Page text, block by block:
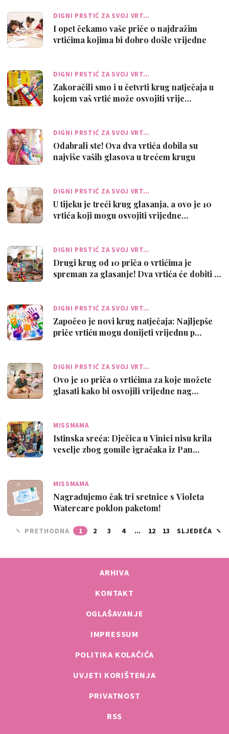
DIGNI PRSTIĆ ZA SVOJ VRT…
I opet čekamo vaše priče o najdražim
vrtićima kojima bi dobro došle vrijedne
DIGNI PRSTIĆ ZA SVOJ VRT…
Zakoračili smo i u četvrti krug natječaja u
kojem vaš vrtić može osvojiti vrije…
DIGNI PRSTIĆ ZA SVOJ VRT…
Odabrali ste! Ova dva vrtića dobila su
najviše vaših glasova u trećem krugu
DIGNI PRSTIĆ ZA SVOJ VRT…
U tijeku je treći krug glasanja, a ovo je 10
vrtića koji mogu osvojiti vrijedne…
DIGNI PRSTIĆ ZA SVOJ VRT…
Drugi krug od 10 priča o vrtićima je
spreman za glasanje! Dva vrtića će dobiti …
DIGNI PRSTIĆ ZA SVOJ VRT…
Započeo je novi krug natječaja: Najljepše
priče vrtiću mogu donijeti vrijednu p…
DIGNI PRSTIĆ ZA SVOJ VRT…
Ovo je 10 priča o vrtićima za koje možete
glasati kako bi osvojili vrijedne nag…
MISSMAMA
Istinska sreća: Dječica u Vinici nisu krila
veselje zbog gomile igračaka iz Pan…
MISSMAMA
Nagrađujemo čak tri sretnice s Violeta
Watercare poklon paketom!
PRETHODNA 1 2 3 4 ... 12 13 SLJEDEĆA
ARHIVA
KONTAKT
OGLAŠAVANJE
IMPRESSUM
POLITIKA KOLAČIĆA
UVJETI KORIŠTENJA
PRIVATNOST
RSS